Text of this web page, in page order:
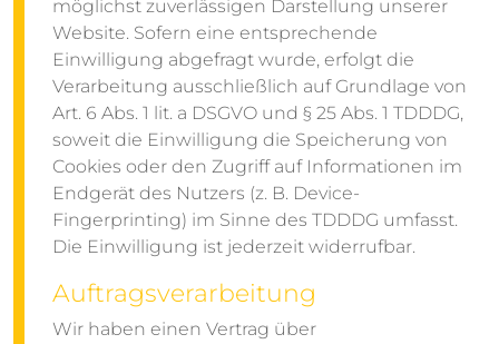
möglichst zuverlässigen Darstellung unserer
Website. Sofern eine entsprechende
Einwilligung abgefragt wurde, erfolgt die
Verarbeitung ausschließlich auf Grundlage von
Art. 6 Abs. 1 lit. a DSGVO und § 25 Abs. 1 TDDDG,
soweit die Einwilligung die Speicherung von
Cookies oder den Zugriff auf Informationen im
Endgerät des Nutzers (z. B. Device-
Fingerprinting) im Sinne des TDDDG umfasst.
Die Einwilligung ist jederzeit widerrufbar.
Auftragsverarbeitung
Wir haben einen Vertrag über